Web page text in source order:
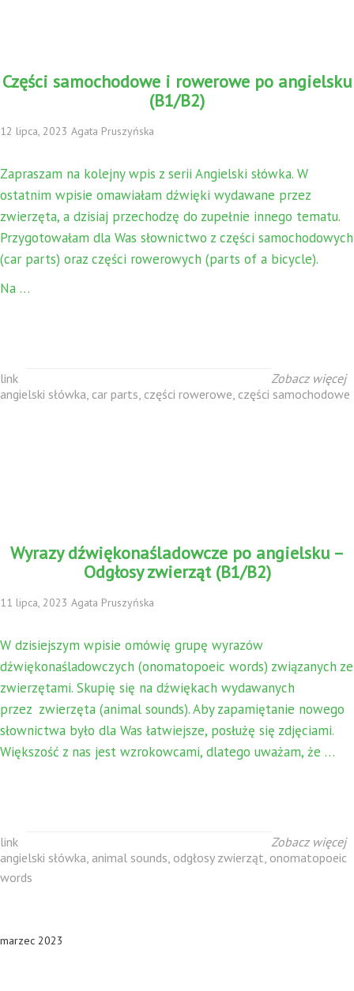
Części samochodowe i rowerowe po angielsku
(B1/B2)
12 lipca, 2023 Agata Pruszyńska
Zapraszam na kolejny wpis z serii Angielski słówka. W
ostatnim wpisie omawiałam dźwięki wydawane przez
zwierzęta, a dzisiaj przechodzę do zupełnie innego tematu.
Przygotowałam dla Was słownictwo z części samochodowych
(car parts) oraz części rowerowych (parts of a bicycle).
Na …
link
Zobacz więcej
angielski słówka, car parts, części rowerowe, części samochodowe
Wyrazy dźwiękonaśladowcze po angielsku –
Odgłosy zwierząt (B1/B2)
11 lipca, 2023 Agata Pruszyńska
W dzisiejszym wpisie omówię grupę wyrazów
dźwiękonaśladowczych (onomatopoeic words) związanych ze
zwierzętami. Skupię się na dźwiękach wydawanych
przez zwierzęta (animal sounds). Aby zapamiętanie nowego
słownictwa było dla Was łatwiejsze, posłużę się zdjęciami.
Większość z nas jest wzrokowcami, dlatego uważam, że …
link
Zobacz więcej
angielski słówka, animal sounds, odgłosy zwierząt, onomatopoeic
words
marzec 2023